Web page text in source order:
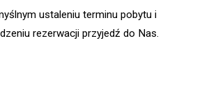
ustaleniu terminu pobytu i
rezerwacji przyjedź do Nas.